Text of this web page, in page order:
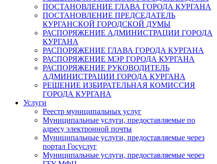
ПОСТАНОВЛЕНИЕ ГЛАВА ГОРОДА КУРГАНА
ПОСТАНОВЛЕНИЕ ПРЕДСЕДАТЕЛЬ
КУРГАНСКОЙ ГОРОДСКОЙ ДУМЫ
РАСПОРЯЖЕНИЕ АДМИНИСТРАЦИИ ГОРОДА
КУРГАНА
РАСПОРЯЖЕНИЕ ГЛАВА ГОРОДА КУРГАНА
РАСПОРЯЖЕНИЕ МЭР ГОРОДА КУРГАНА
РАСПОРЯЖЕНИЕ РУКОВОДИТЕЛЬ
АДМИНИСТРАЦИИ ГОРОДА КУРГАНА
РЕШЕНИЕ ИЗБИРАТЕЛЬНАЯ КОМИССИЯ
ГОРОДА КУРГАНА
Услуги
Реестр муниципальных услуг
Муниципальные услуги, предоставляемые по
адресу электронной почты
Муниципальные услуги, предоставляемые через
портал Госуслуг
Муниципальные услуги, предоставляемые через